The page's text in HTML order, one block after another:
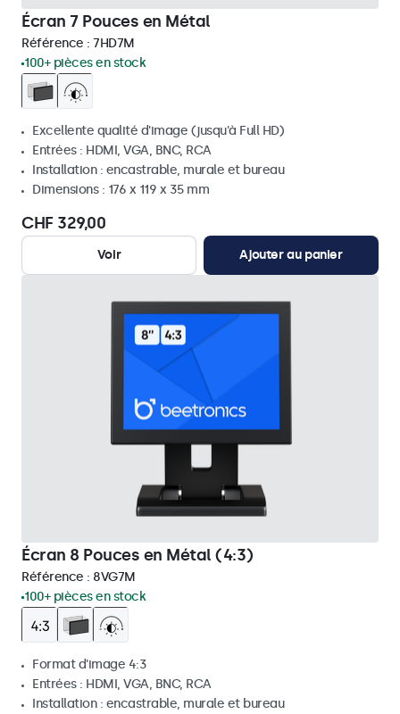
Écran 7 Pouces en Métal
Référence : 7HD7M
100+ pièces en stock
Excellente qualité d'image (jusqu'à Full HD)
Entrées : HDMI, VGA, BNC, RCA
Installation : encastrable, murale et bureau
Dimensions : 176 x 119 x 35 mm
CHF 329,00
Voir Ajouter au panier
Écran 8 Pouces en Métal (4:3)
Référence : 8VG7M
100+ pièces en stock
Format d'image 4:3
Entrées : HDMI, VGA, BNC, RCA
Installation : encastrable, murale et bureau